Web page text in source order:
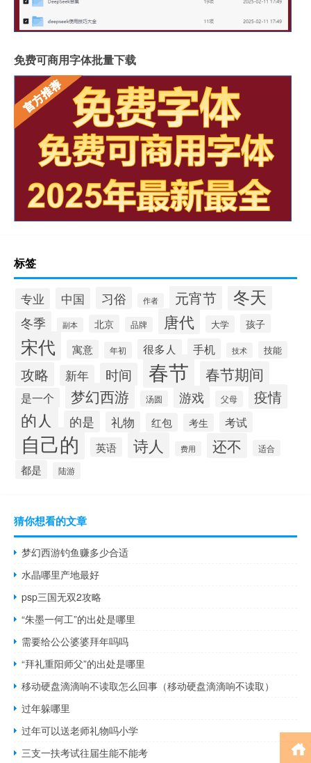
免费可商用字体批量下载
标签
专业 中国 习俗 作者 元宵节 冬天
冬季 副本 北京 品牌 唐代 大学 孩子
宋代 寓意 年初 很多人 手机 技术 技能
攻略 新年 时间 春节 春节期间
是一个 梦幻西游 汤圆 游戏 父母 疫情
的人 的是 礼物 红包 考生 考试
自己的 英语 诗人 费用 还不 适合
都是 陆游
猜你想看的文章
梦幻西游钓鱼赚多少合适
水晶哪里产地最好
psp三国无双2攻略
“朱墨一何工”的出处是哪里
需要给公公婆婆拜年吗吗
“拜礼重阳师父”的出处是哪里
移动硬盘滴滴响不读取怎么回事（移动硬盘滴滴响不读取）
过年躲哪里
过年可以送老师礼物吗小学
三支一扶考试往届生能不能考